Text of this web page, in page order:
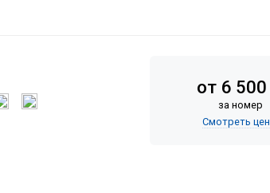
от 6
за номер
Смотреть